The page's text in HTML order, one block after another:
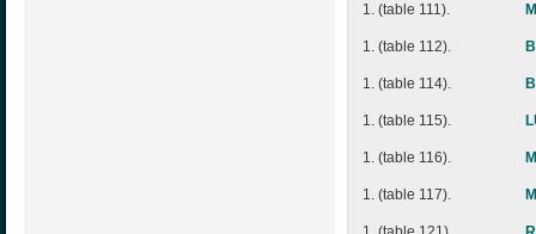
1. (table 111).
1. (table 112).
1. (table 114).
1. (table 115).
1. (table 116).
1. (table 117).